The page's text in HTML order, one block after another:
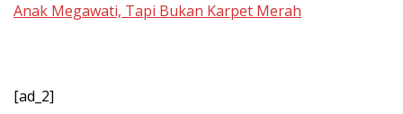
Anak Megawati, Tapi Bukan Karpet Merah
[ad_2]